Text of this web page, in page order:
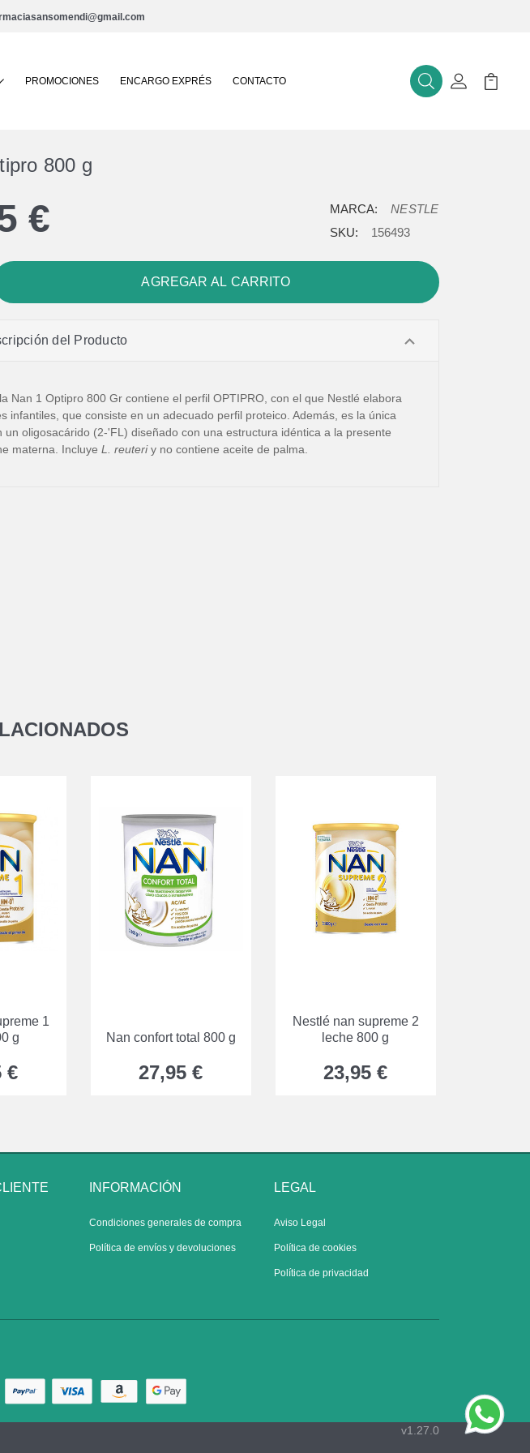
PROMOCIONES ENCARGO EXPRÉS CONTACTO BuscarMi Cuenta
Mi
800 g
€ MARCA:
NESTLE
SKU:
156493
del Producto
Nan 1 Optipro 800 Gr contiene el perfil OPTIPRO, con el que Nestlé elabora
infantiles, que consiste en un adecuado perfil proteico. Además, es la única
un oligosacárido (2-'FL) diseñado con una estructura idéntica a la presente
materna. IncluyeL. reuteriy no contiene aceite de palma.
1
g
€
Nan confort total 800 g
27,95 €
Nestlé nan supreme 2
leche 800 g
23,95 €
INFORMACIÓN
Condiciones generales de compra
Política de envíos y devoluciones
LEGAL
Aviso Legal
Política de cookies
Política de privacidad
v1.27.0